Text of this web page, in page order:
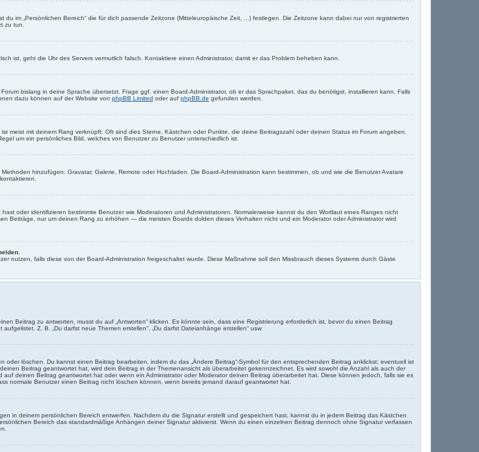
im „Persönlichen Bereich“ die für dich passende Zeitzone (Mitteleuropäische Zeit, ...) festlegen. Die Zeitzone kann dabei nur von registrierten
zu tun.
ist, geht die Uhr des Servers vermutlich falsch. Kontaktiere einen Administrator, damit er das Problem beheben kann.
bislang in deine Sprache übersetzt. Frage ggf. einen Board-Administrator, ob er das Sprachpaket, das du benötigst, installieren kann. Falls
dazu können auf der Website von phpBB Limited oder auf phpBB.de gefunden werden.
meist mit deinem Rang verknüpft: Oft sind dies Sterne, Kästchen oder Punkte, die deine Beitragszahl oder deinen Status im Forum angeben.
um ein persönliches Bild, welches von Benutzer zu Benutzer unterschiedlich ist.
hinzufügen: Gravatar, Galerie, Remote oder Hochladen. Die Board-Administration kann bestimmen, ob und wie die Benutzer Avatare
oder identifizieren bestimmte Benutzer wie Moderatoren und Administratoren. Normalerweise kannst du den Wortlaut eines Ranges nicht
Beiträge, nur um deinen Rang zu erhöhen — die meisten Boards dulden dieses Verhalten nicht und ein Moderator oder Administrator wird
nutzen, falls diese von der Board-Administration freigeschaltet wurde. Diese Maßnahme soll den Missbrauch dieses Systems durch Gäste
Beitrag zu antworten, musst du auf „Antworten“ klicken. Es könnte sein, dass eine Registrierung erforderlich ist, bevor du einen Beitrag
Z. B. „Du darfst neue Themen erstellen“, „Du darfst Dateianhänge erstellen“ usw.
löschen. Du kannst einen Beitrag bearbeiten, indem du das „Ändere Beitrag“-Symbol für den entsprechenden Beitrag anklickst; eventuell ist
Beitrag geantwortet hat, wird dein Beitrag in der Themenansicht als überarbeitet gekennzeichnet. Es wird sowohl die Anzahl als auch der
deinen Beitrag geantwortet hat oder wenn ein Administrator oder Moderator deinen Beitrag überarbeitet hat. Diese können jedoch, falls sie es
normale Benutzer einen Beitrag nicht löschen können, wenn bereits jemand darauf geantwortet hat.
in deinem persönlichen Bereich entwerfen. Nachdem du die Signatur erstellt und gespeichert hast, kannst du in jedem Beitrag das Kästchen
Bereich das standardmäßige Anhängen deiner Signatur aktivierst. Wenn du einen einzelnen Beitrag dennoch ohne Signatur verfassen